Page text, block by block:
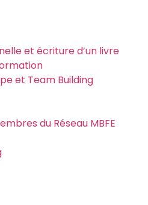
et écriture d’un livre
et Team Building
du Réseau MBFE